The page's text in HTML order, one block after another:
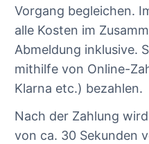
Vorgang begleichen.
alle Kosten im
Abmeldung inklusive.
mithilfe von Online-
Klarna etc.) bezahlen.
Nach der Zahlung
von ca. 30 Sekunden